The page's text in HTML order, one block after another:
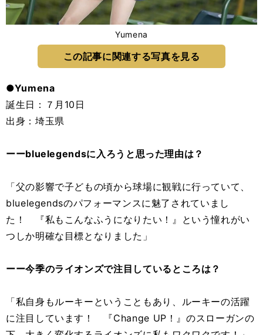
Yumena
この記事に関連する写真を見る
●Yumena
誕生日：７月10日
出身：埼玉県
ーーbluelegendsに入ろうと思った理由は？
「父の影響で子どもの頃から球場に観戦に行っていて、
bluelegendsのパフォーマンスに魅了されていまし
た！ 『私もこんなふうになりたい！』という憧れがい
つしか明確な目標となりました」
ーー今季のライオンズで注目しているところは？
「私自身もルーキーということもあり、ルーキーの活躍
に注目しています！ 『Change UP！』のスローガンの